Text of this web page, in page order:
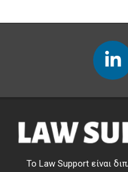
Το Law Support είναι